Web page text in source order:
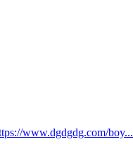
www.dgdgdg.com/boy...